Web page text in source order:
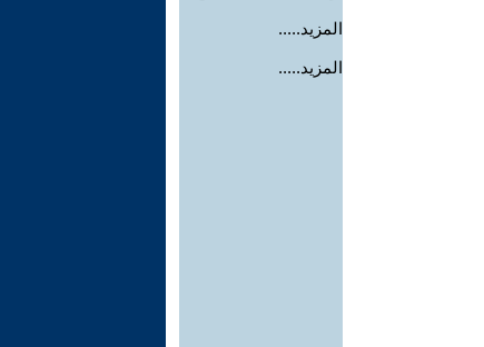
المزيد.....
المزيد.....